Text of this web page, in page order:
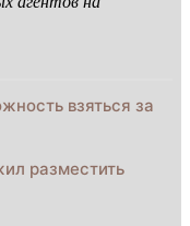
взяться за
разместить